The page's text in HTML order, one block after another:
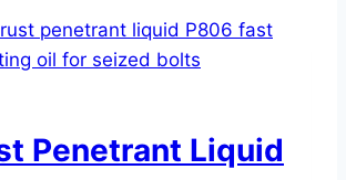
Penetrant Liquid